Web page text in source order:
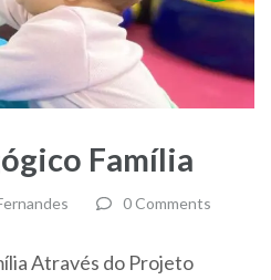
Família
0 Comments
Através do Projeto